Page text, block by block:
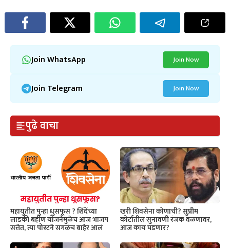
Join WhatsApp Join Now
Join Telegram Join Now
पुढे वाचा
महायुतीत पुन्हा धुसफूस ? शिंदेंच्या
लाडकी बहीण योजनेमुळेच आज भाजप
सत्तेत, त्या पोस्टने सगळंच बाहेर आलं
खरी शिवसेना कोणाची? सुप्रीम
कोर्टातील सुनावणी रंजक वळणावर,
आज काय घडणार?